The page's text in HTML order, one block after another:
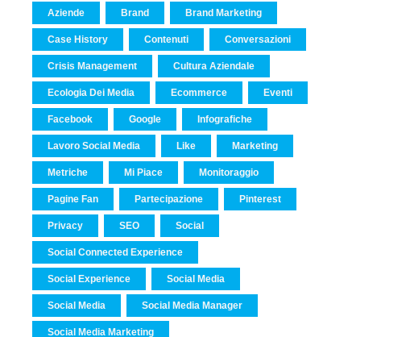
Aziende Brand Brand Marketing
Case History Contenuti Conversazioni
Crisis Management Cultura Aziendale
Ecologia Dei Media Ecommerce Eventi
Facebook Google Infografiche
Lavoro Social Media Like Marketing
Metriche Mi Piace Monitoraggio
Pagine Fan Partecipazione Pinterest
Privacy SEO Social
Social Connected Experience
Social Experience Social Media
Social Media Social Media Manager
Social Media Marketing